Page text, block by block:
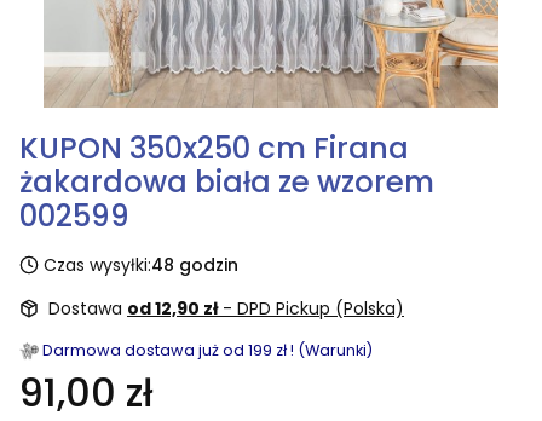
KUPON 350x250 cm Firana
żakardowa biała ze wzorem
002599
Czas wysyłki:48 godzin
Dostawa od 12,90 zł - DPD Pickup (Polska)
Darmowa dostawa już od 199 zł ! (Warunki)
91,00 zł